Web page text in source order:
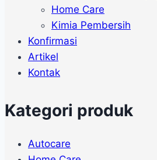
Home Care
Kimia Pembersih
Konfirmasi
Artikel
Kontak
Kategori produk
Autocare